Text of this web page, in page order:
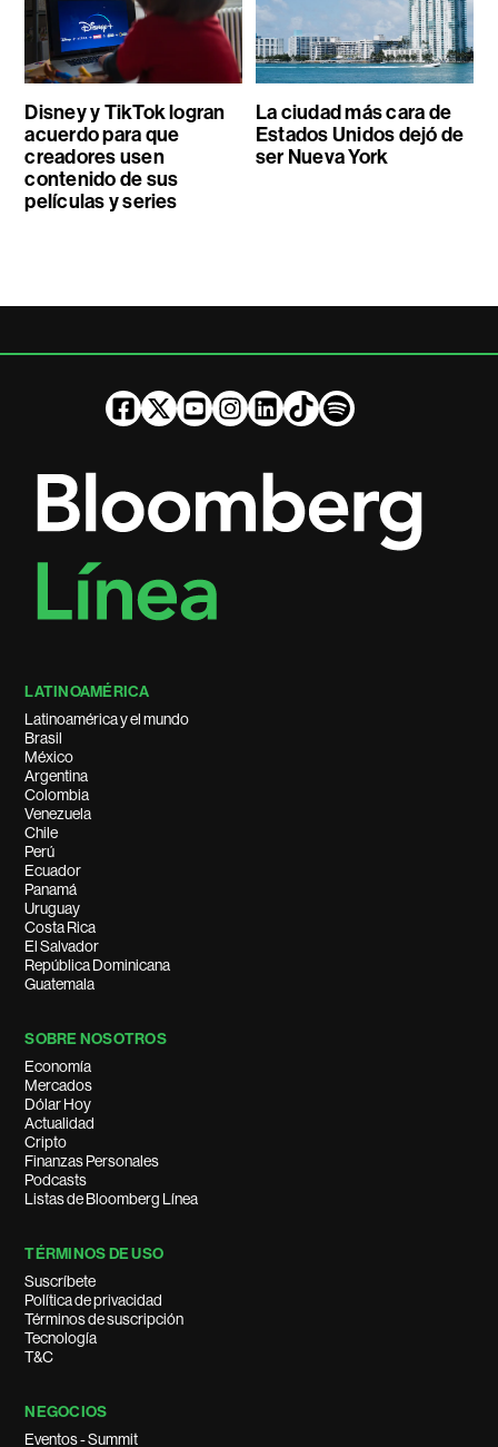
Disney y TikTok logran
acuerdo para que
creadores usen
contenido de sus
películas y series
La ciudad más cara de
Estados Unidos dejó de
ser Nueva York
LATINOAMÉRICA
Latinoamérica y el mundo
Brasil
México
Argentina
Colombia
Venezuela
Chile
Perú
Ecuador
Panamá
Uruguay
Costa Rica
El Salvador
República Dominicana
Guatemala
SOBRE NOSOTROS
Economía
Mercados
Dólar Hoy
Actualidad
Cripto
Finanzas Personales
Podcasts
Listas de Bloomberg Línea
TÉRMINOS DE USO
Suscríbete
Política de privacidad
Términos de suscripción
Tecnología
T&C
NEGOCIOS
Eventos - Summit